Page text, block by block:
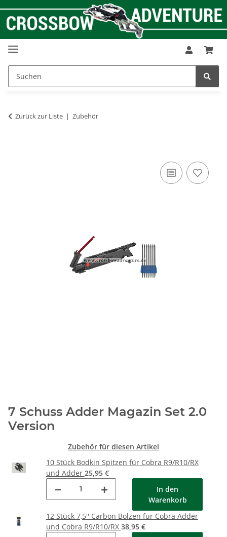
Zurück zur Liste Zubehör
7 Schuss Adder Magazin Set 2.0
Version
Zubehör für diesen Artikel
10 Stück Bodkin Spitzen für Cobra R9/R10/RX
und Adder 25,95 €
In den
Warenkorb
12 Stück 7,5'' Carbon Bolzen für Cobra Adder
und Cobra R9/R10/RX 38,95 €